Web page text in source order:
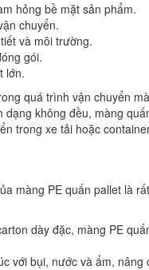
hỏng bề mặt sản phẩm.
chuyển.
và môi trường.
gói.
lớn.
quá trình vận chuyển
không đều, màng
trong xe tải hoặc
màng PE quấn pallet là
dày đặc, màng PE
với bụi, nước và ẩm, nâng